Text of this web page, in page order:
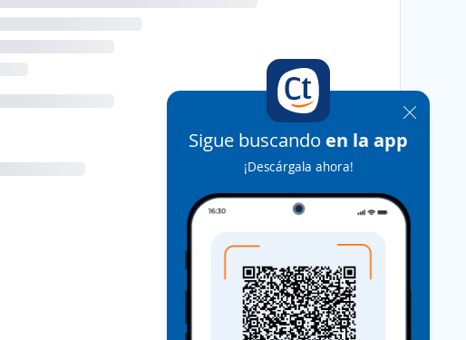
Sigue buscando en la app
¡Descárgala ahora!